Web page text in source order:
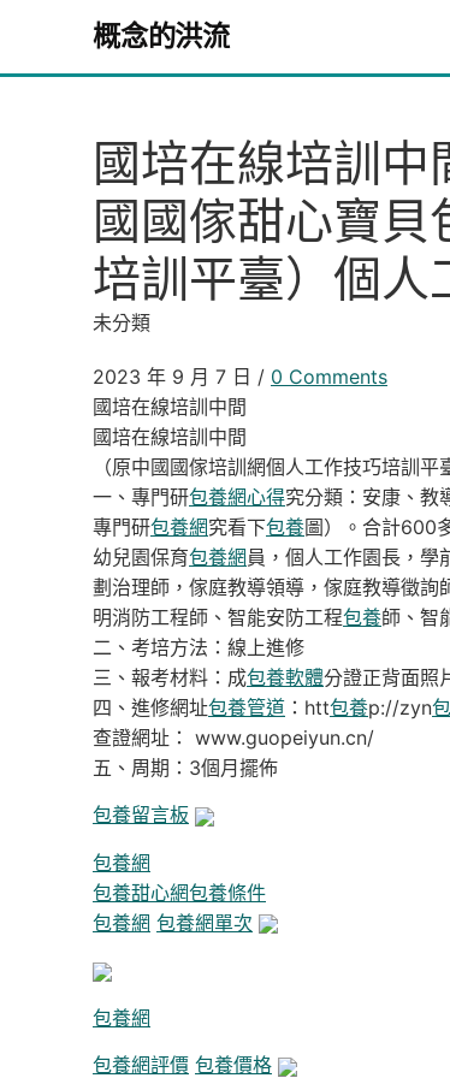
概念的洪流
國培在線培訓
國國傢甜心寶
培訓平臺）個人
未分類
2023 年 9 月 7 日 / 0 Comments
國培在線培訓中間
國培在線培訓中間
（原中國國傢培訓網個人工作技巧培訓平
一、專門研包養網心得究分類：安康、教
專門研包養網究看下包養圖）。合計600
幼兒園保育包養網 員，個人工作園長，學
劃治理師，傢庭教導領導，傢庭教導徵詢
明消防工程師、智能安防工程包養師、智
二、考培方法：線上進修
三、報考材料：成包養軟體分證正背面照
四、進修網址包養管道 ：htt包養p://zyn
查證網址： www.guopeiyun.cn/
五、周期：3個月擺佈
包養留言板
包養網
包養甜心網包養條件
包養網 包養網單次
包養網
包養網評價 包養價格